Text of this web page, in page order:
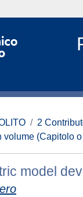
2
volume (Capitolo
model